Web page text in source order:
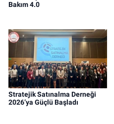
Bakım 4.0
Stratejik Satınalma Derneği
2026’ya Güçlü Başladı